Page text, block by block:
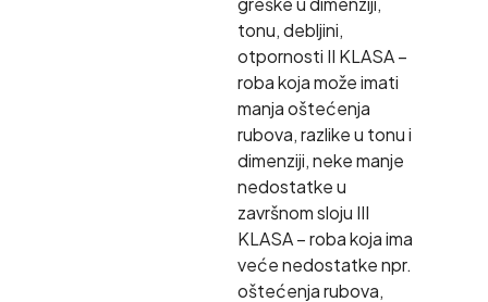
tonu, debljini,
otpornosti II KLASA –
roba koja može imati
manja oštećenja
rubova, razlike u tonu i
dimenziji, neke manje
nedostatke u
završnom sloju III
KLASA – roba koja ima
veće nedostatke npr.
oštećenja rubova,